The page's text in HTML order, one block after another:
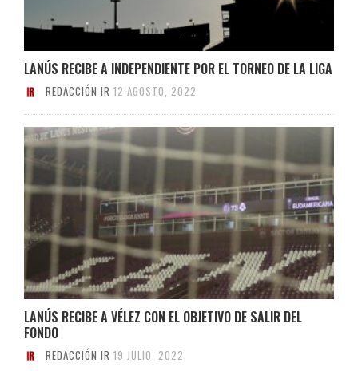
LANÚS RECIBE A INDEPENDIENTE POR EL TORNEO DE LA LIGA
REDACCIÓN IR 12 AGOSTO, 2022
LANÚS RECIBE A VÉLEZ CON EL OBJETIVO DE SALIR DEL
FONDO
REDACCIÓN IR 19 JULIO, 2022